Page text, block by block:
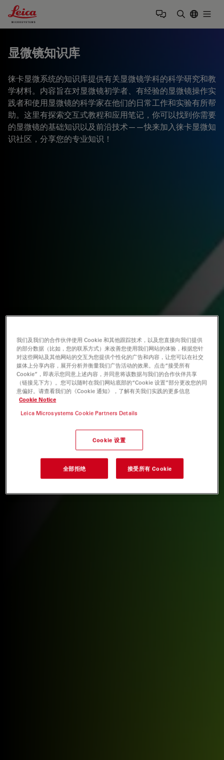
Leica Microsystems Logo
显微镜知识库
徕卡显微系统的知识库提供有关显微镜学科的科学研究和教
学材料。内容旨在对显微镜初学者、有经验的显微镜操作实
践者和使用显微镜的科学家在他们的日常工作和实验有所帮
助。这里有探索交互式教程和应用笔记，你可以找到你需要
的显微镜的基础知识以及前沿技术——快来加入徕卡显微知
识社区，分享您的专业知识！
我们及我们的合作伙伴使用 Cookie 和其他跟踪技术，以及您直接向我们提供
的部分数据（比如，您的联系方式）来改善您使用我们网站的体验，根据您针
对这些网站及其他网站的交互为您提供个性化的广告和内容，让您可以在社交
媒体上分享内容，展开分析并衡量我们广告活动的效果。点击“接受所有
Cookie”，即表示您同意上述内容，并同意将该数据与我们的合作伙伴共享
（链接见下方）。您可以随时在我们网站底部的“Cookie 设置”部分更改您的同
意偏好。请查看我们的《Cookie 通知》，了解有关我们实践的更多信息
Cookie Notice
Leica Microsystems Cookie Partners Details
Cookie 设置
全部拒绝 接受所有 Cookie